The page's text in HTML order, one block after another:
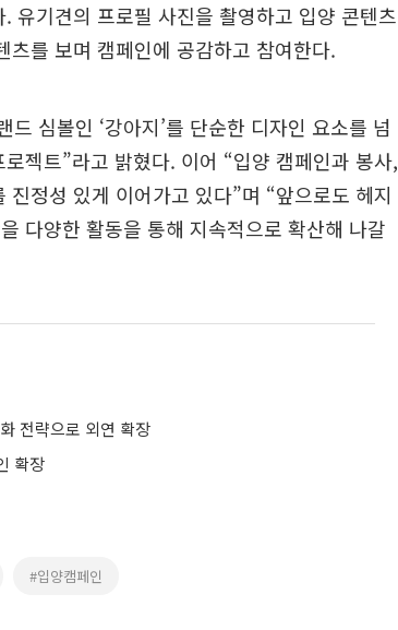
유기견의 프로필 사진을 촬영하고 입양 콘텐츠
를 보며 캠페인에 공감하고 참여한다.
심볼인 ‘강아지’를 단순한 디자인 요소를 넘
젝트”라고 밝혔다. 이어 “입양 캠페인과 봉사,
정성 있게 이어가고 있다”며 “앞으로도 헤지
다양한 활동을 통해 지속적으로 확산해 나갈
전략으로 외연 확장
확장
#입양캠페인